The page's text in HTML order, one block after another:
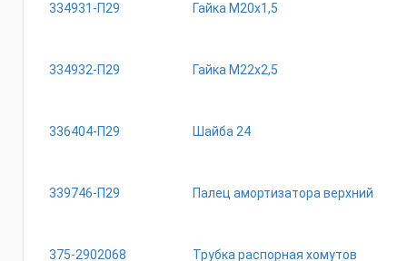
334931-П29 Гайка М20х1,5
334932-П29 Гайка М22х2,5
336404-П29 Шайба 24
339746-П29 Палец амортизатора верхний
375-2902068 Трубка распорная хомутов